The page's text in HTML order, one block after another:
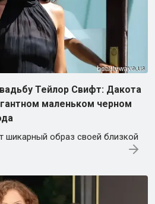
Тейлор Свифт: Дакота
маленьком черном
шикарный образ своей близкой